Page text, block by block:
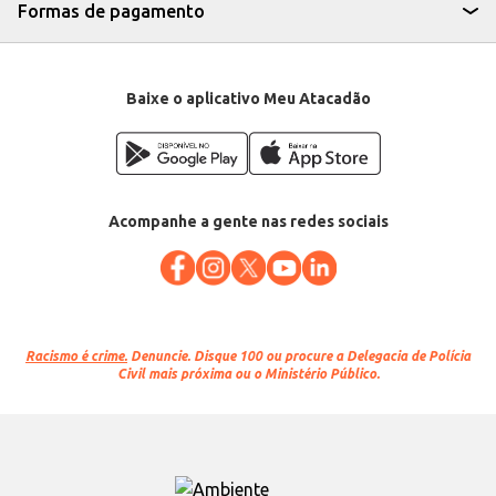
Conteúdo: 1kg
EAN: 7891164016371
Formas de pagamento
Baixe o aplicativo Meu Atacadão
Acompanhe a gente nas redes sociais
Racismo é crime. Denuncie. Disque 100 ou procure a Delegacia de Polícia
Civil mais próxima ou o Ministério Público.